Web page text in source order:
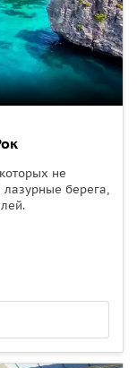
не
лазурные берега,